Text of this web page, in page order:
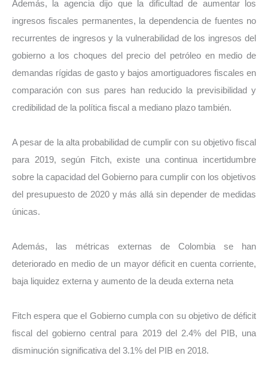
Además, la agencia dijo que la dificultad de aumentar los
ingresos fiscales permanentes, la dependencia de fuentes no
recurrentes de ingresos y la vulnerabilidad de los ingresos del
gobierno a los choques del precio del petróleo en medio de
demandas rígidas de gasto y bajos amortiguadores fiscales en
comparación con sus pares han reducido la previsibilidad y
credibilidad de la política fiscal a mediano plazo también.
A pesar de la alta probabilidad de cumplir con su objetivo fiscal
para 2019, según Fitch, existe una continua incertidumbre
sobre la capacidad del Gobierno para cumplir con los objetivos
del presupuesto de 2020 y más allá sin depender de medidas
únicas.
Además, las métricas externas de Colombia se han
deteriorado en medio de un mayor déficit en cuenta corriente,
baja liquidez externa y aumento de la deuda externa neta
Fitch espera que el Gobierno cumpla con su objetivo de déficit
fiscal del gobierno central para 2019 del 2.4% del PIB, una
disminución significativa del 3.1% del PIB en 2018.